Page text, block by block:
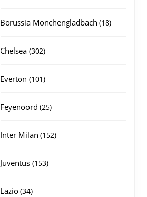
Borussia Monchengladbach 1818
Chelsea 302302
Everton 101101
Feyenoord 2525
Inter Milan 152152
Juventus 153153
Lazio 3434